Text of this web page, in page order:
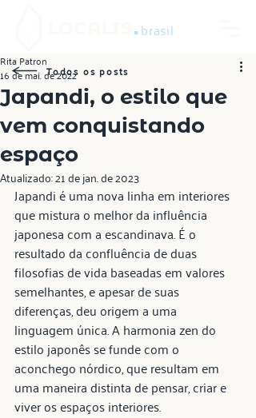
.brasil
Japandi, o estilo que
vem conquistando
espaço
Rita Patron
16 de mai. de 2022
Atualizado:21 de jan. de 2023
Japandi é uma nova linha em interiores
que mistura o melhor da influência
japonesa com a escandinava. É o
resultado da confluência de duas
filosofias de vida baseadas em valores
semelhantes, e apesar de suas
diferenças, deu origem a uma
linguagem única. A harmonia zen do
estilo japonês se funde com o
aconchego nórdico, que resultam em
uma maneira distinta de pensar, criar e
viver os espaços interiores.
Todos os posts